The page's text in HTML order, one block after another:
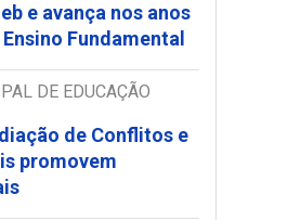
e avança nos anos
Fundamental
DE EDUCAÇÃO
de Conflitos e
promovem